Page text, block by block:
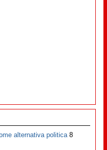
alternativa politica 8